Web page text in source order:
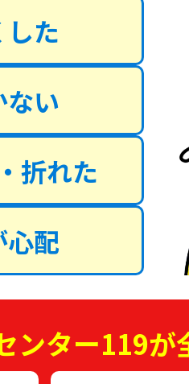
た
い
折れた
心配
ンター119が